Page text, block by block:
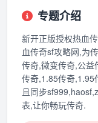
专题介绍
新开正版授权热血
血传奇sf攻略网,为
传奇,微变传奇,公
传奇,1.85传奇,1.95
且同步
表,让你畅玩传奇.